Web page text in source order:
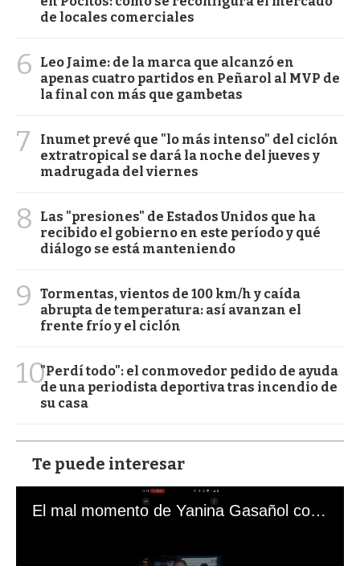
de locales comerciales
6
Leo Jaime: de la marca que alcanzó en
apenas cuatro partidos en Peñarol al MVP de
la final con más que gambetas
7
Inumet prevé que "lo más intenso" del ciclón
extratropical se dará la noche del jueves y
madrugada del viernes
8
Las "presiones" de Estados Unidos que ha
recibido el gobierno en este período y qué
diálogo se está manteniendo
9
Tormentas, vientos de 100 km/h y caída
abrupta de temperatura: así avanzan el
frente frío y el ciclón
10"Perdí todo": el conmovedor pedido de ayuda
de una periodista deportiva tras incendio de
su casa
Te puede interesar
El mal momento de Yanina Gasañol con un hincha argentino en "Subrayado"